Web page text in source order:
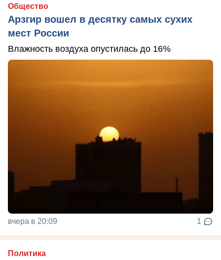
Общество
Арзгир вошел в десятку самых сухих
мест России
Влажность воздуха опустилась до 16%
вчера в 20:09 1
Политика